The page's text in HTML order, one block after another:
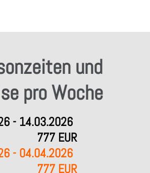
und
pro Woche
- 14.03.2026
777 EUR
- 04.04.2026
777 EUR